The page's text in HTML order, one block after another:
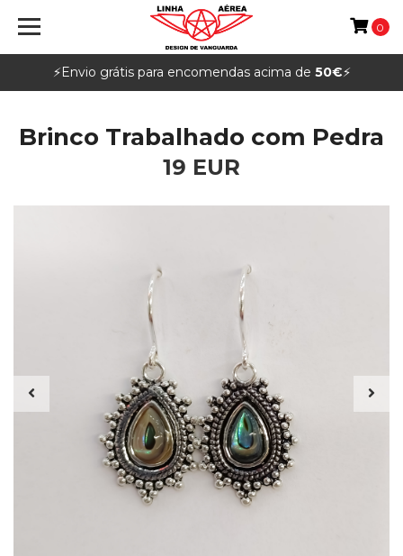
⚡️Envio grátis para encomendas acima de 50€⚡️
0
Brinco Trabalhado com Pedra
19 EUR